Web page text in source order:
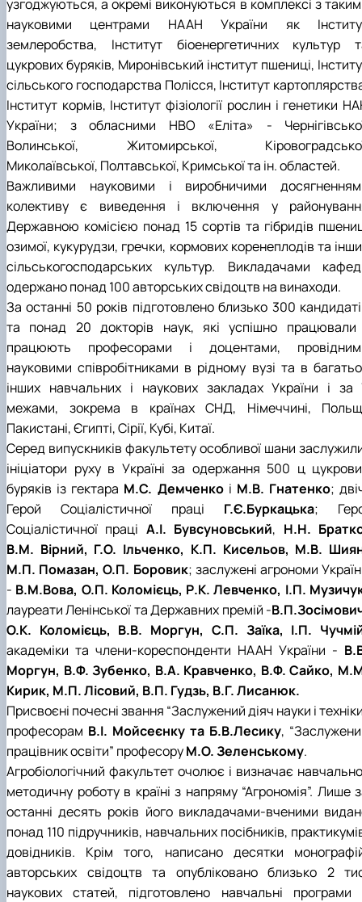
узгоджуються, а окремі виконуються в комплексі з
науковими центрами НААН України як
землеробства, Інститут біоенергетичних культур
цукрових буряків, Миронівський інститут пшениці,
сільського господарства Полісся, Інститут
Інститут кормів, Інститут фізіології рослин і генетики
України; з обласними НВО «Еліта» -
Волинської, Житомирської,
Миколаївської, Полтавської, Кримської та ін. областей.
Важливими науковими і виробничими
колективу є виведення і включення у
Державною комісією понад 15 сортів та гібридів
озимої, кукурудзи, гречки, кормових коренеплодів та
сільськогосподарських культур. Викладачами
одержано понад 100 авторських свідоцтв на винаходи.
За останні 50 років підготовлено близько 300
та понад 20 докторів наук, які успішно працювали
працюють професорами і доцентами,
науковими співробітниками в рідному вузі та в
інших навчальних і наукових закладах України і за
межами, зокрема в країнах СНД, Німеччині,
Пакистані, Єгипті, Сірії, Кубі, Китаї.
Серед випускників факультету особливої шани
ініціатори руху в Україні за одержання 500 ц
буряків із гектара М.С. Демченкоі М.В. Гнатенко;
Герой Соціалістичної праці Г.Є.Буркацька;
Соціалістичної праці А.І. Бувсуновський, Н.Н.
В.М. Вірний, Г.О. Ільченко, К.П. Кисельов, М.В.
М.П. Помазан, О.П. Боровик; заслужені агрономи
- В.М.Вова, О.П. Коломієць, Р.К. Левченко, І.П.
лауреати Ленінської та Державних премій -
О.К. Коломієць, В.В. Моргун, С.П. Заїка, І.П.
академіки та члени-кореспонденти НААН України -
Моргун, В.Ф. Зубенко, В.А. Кравченко, В.Ф. Сайко,
Кирик, М.П. Лісовий, В.П. Гудзь, В.Г. Лисанюк.
Присвоєні почесні звання “Заслужений діяч науки і
професорам В.І. Мойсеєнку та Б.В.Лесику,
працівник освіти” професоруМ.О. Зеленському.
Агробіологічний факультет очолює і визначає
методичну роботу в країні з напряму “Агрономія”. Лише
останні десять років його викладачами-вченими
понад 110 підручників, навчальних посібників,
довідників. Крім того, написано десятки
авторських свідоцтв та опубліковано близько 2
наукових статей, підготовлено навчальні програми